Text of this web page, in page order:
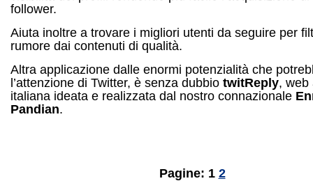
follower.
Aiuta inoltre a trovare i migliori utenti da seguire per
rumore dai contenuti di qualità.
Altra applicazione dalle enormi potenzialità che
l’attenzione di Twitter, è senza dubbio twitReply, web
italiana ideata e realizzata dal nostro connazionale
Pandian.
Pagine: 1 2